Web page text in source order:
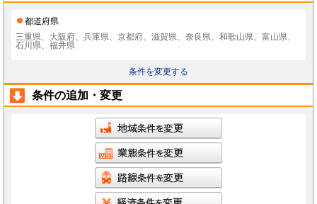
都道府県
三重県、大阪府、兵庫県、京都府、滋賀県、奈良県、和歌山県、富山県、
石川県、福井県
条件を変更する
条件の追加・変更